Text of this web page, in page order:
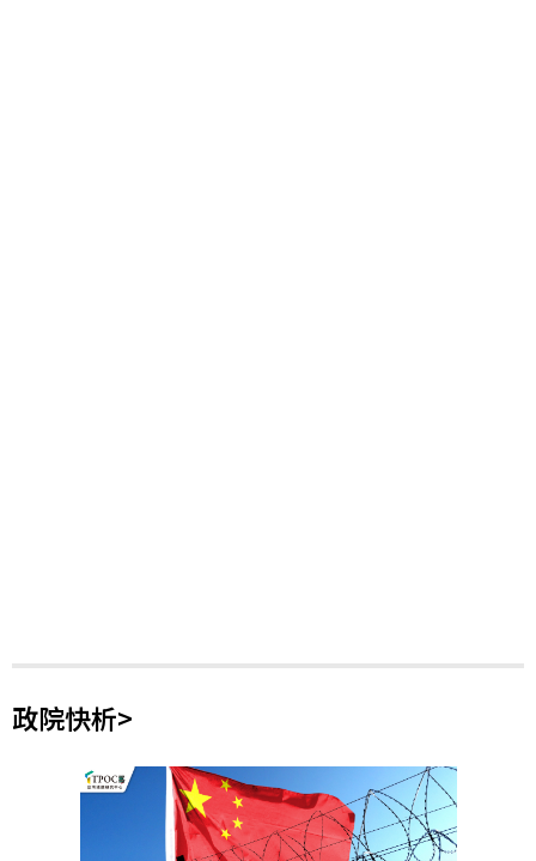
政院快析>